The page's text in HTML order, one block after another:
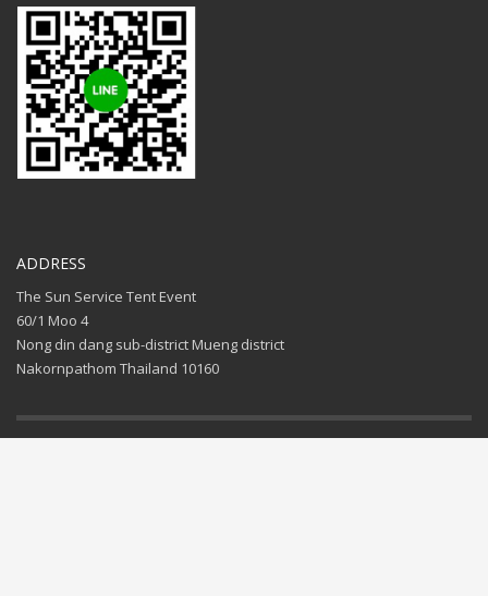
ADDRESS
The Sun Service Tent Event
60/1 Moo 4
Nong din dang sub-district Mueng district
Nakornpathom Thailand 10160